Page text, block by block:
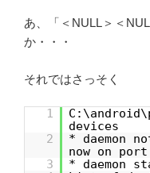
あ、「＜NULL＞＜
か・・・
それではさっそく
1
devices
2
* daemon
now on
3
* daemon